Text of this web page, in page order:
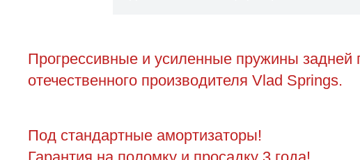
Прогрессивные и усиленные пружины
отечественного производителя Vlad Springs.
Под стандартные амортизаторы!